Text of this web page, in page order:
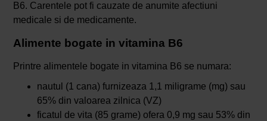
B6. Carentele pot fi cauzate de anumite afectiuni
medicale si de medicamente.
Alimente bogate in vitamina B6
Printre alimentele bogate in vitamina B6 se numara:
nautul (1 cana) furnizeaza 1,1 miligrame (mg) sau
65% din valoarea zilnica (VZ)
ficatul de vita (85 grame) ofera 0,9 mg sau 53% din